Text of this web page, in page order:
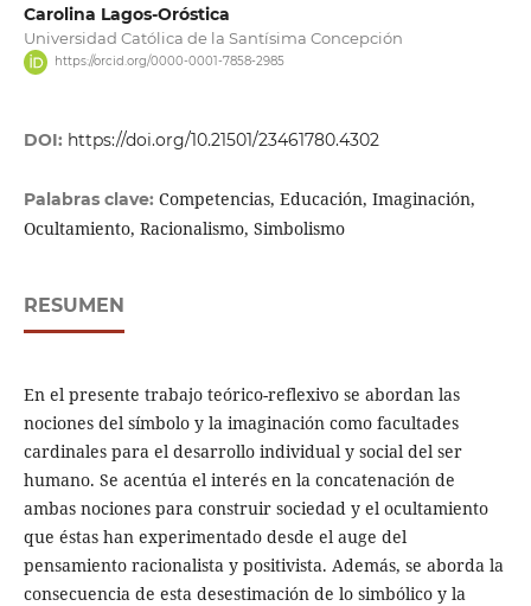
Carolina Lagos-Oróstica
Universidad Católica de la Santísima Concepción
https://orcid.org/0000-0001-7858-2985
DOI: https://doi.org/10.21501/23461780.4302
Palabras clave: Competencias, Educación, Imaginación,
Ocultamiento, Racionalismo, Simbolismo
RESUMEN
En el presente trabajo teórico-reflexivo se abordan las
nociones del símbolo y la imaginación como facultades
cardinales para el desarrollo individual y social del ser
humano. Se acentúa el interés en la concatenación de
ambas nociones para construir sociedad y el ocultamiento
que éstas han experimentado desde el auge del
pensamiento racionalista y positivista. Además, se aborda la
consecuencia de esta desestimación de lo simbólico y la